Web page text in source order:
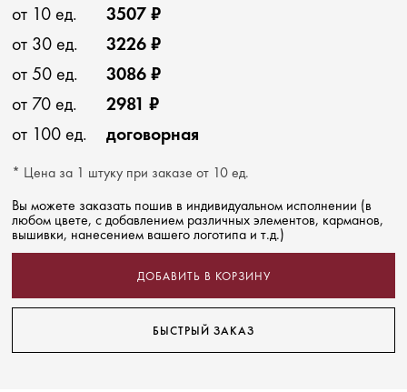
от 10 ед.
3507 ₽
от 30 ед.
3226 ₽
от 50 ед.
3086 ₽
от 70 ед.
2981 ₽
от 100 ед.
договорная
* Цена за 1 штуку при заказе от 10 ед.
Вы можете заказать пошив в индивидуальном исполнении (в
любом цвете, с добавлением различных элементов, карманов,
вышивки, нанесением вашего логотипа и т.д.)
ДОБАВИТЬ В КОРЗИНУ
БЫСТРЫЙ ЗАКАЗ